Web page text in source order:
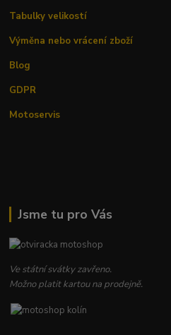
Tabulky velikostí
Výměna nebo vrácení zboží
Blog
GDPR
Motoservis
Jsme tu pro Vás
Ve státní svátky zavřeno.
Možno platit kartou na prodejně.